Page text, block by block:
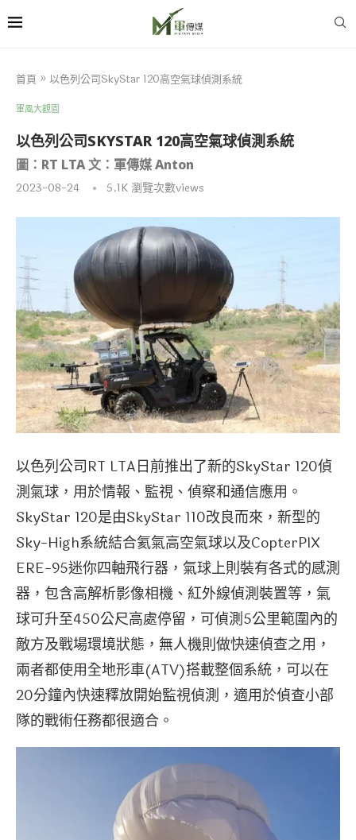
首頁 » 以色列公司SkyStar 120高空氣球偵測系統
軍風大觀園
以色列公司SKYSTAR 120高空氣球偵測系統
圖：RT LTA 文：軍傳媒 Anton
2023-08-24 5.1K瀏覽次數views
以色列公司RT LTA日前推出了新的SkyStar 120偵
測氣球，用於情報、監視、偵察和通信應用。
SkyStar 120是由SkyStar 110改良而來，新型的
Sky-High系統結合氦氣高空氣球以及CopterPIX
ERE-95迷你四軸飛行器，氣球上則裝有各式的感測
器，包含高解析影像相機、紅外線偵測裝置等，氣
球可升至450公尺高處停留，可偵測5公里範圍內的
敵方及戰場環境狀態，無人機則做快速偵查之用，
兩者都使用全地形車(ATV)搭載整個系統，可以在
20分鐘內快速釋放開始監視偵測，適用於偵查小部
隊的戰術任務都很適合。